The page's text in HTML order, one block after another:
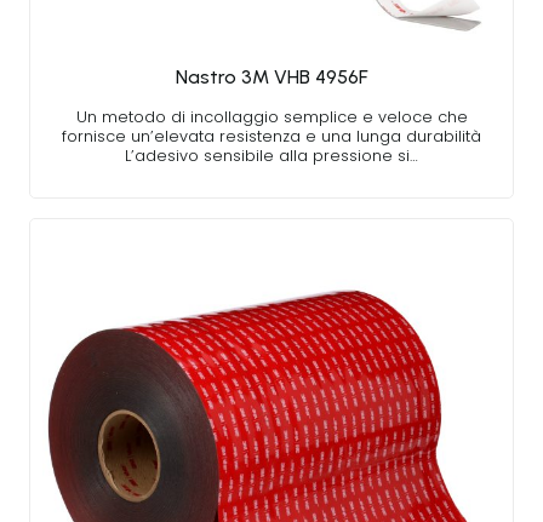
Nastro 3M VHB 4956F
Un metodo di incollaggio semplice e veloce che
fornisce un’elevata resistenza e una lunga durabilità
L’adesivo sensibile alla pressione si…